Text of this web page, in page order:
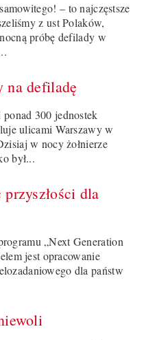
– to najczęstsze
z ust Polaków,
próbę defilady w
na defiladę
ponad 300 jednostek
ulicami Warszawy w
w nocy żołnierze
był...
przyszłości dla
„Next Generation
jest opracowanie
dla państw